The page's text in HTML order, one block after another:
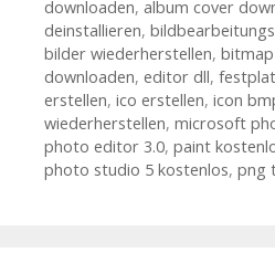
downloaden, album cover
deinstallieren,
bilder wiederherstellen,
downloaden, editor dll,
erstellen, ico erstellen, icon
wiederherstellen, microsoft
photo editor 3.0, paint
photo studio 5 kostenlos, png